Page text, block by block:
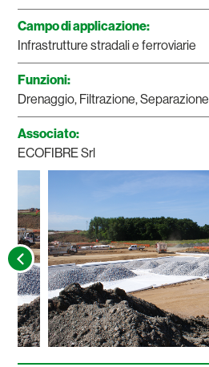
Campo di applicazione:
Infrastrutture stradali e ferroviarie
Funzioni:
Drenaggio, Filtrazione, Separazione
Associato:
ECOFIBRE Srl